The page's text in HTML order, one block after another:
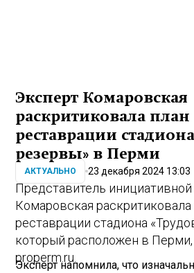
Эксперт Комаровская
раскритиковала план
реставрации
резервы» в Перми
АКТУАЛЬНО 23 декабря 2024 13:03
Представитель
Комаровская раскритиковала
реставрации стадиона
который расположен в Перми,
properm.ru.
Эксперт напомнила, что